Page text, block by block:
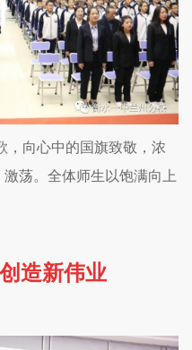
，向心中的国旗致敬，浓
荡。全体师生以饱满向上
造新伟业